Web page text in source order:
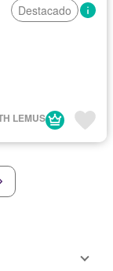
Destacado
LEMUS